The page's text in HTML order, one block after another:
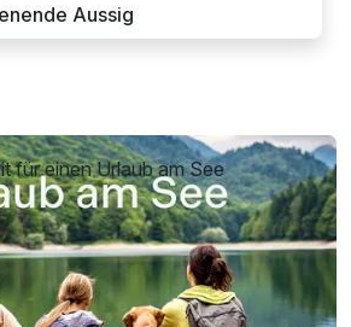
Aussig
für einen Urlaub am See